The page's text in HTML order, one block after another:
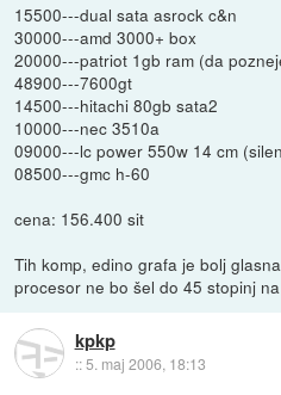
15500---dual sata asrock c&n
30000---amd 3000+ box
20000---patriot 1gb ram (da
48900---7600gt
14500---hitachi 80gb sata2
10000---nec 3510a
09000---lc power 550w 14 cm
08500---gmc h-60
cena: 156.400 sit
Tih komp, edino grafa je bolj
procesor ne bo šel do 45 stopinj
kpkp
::5. maj 2006, 18:13